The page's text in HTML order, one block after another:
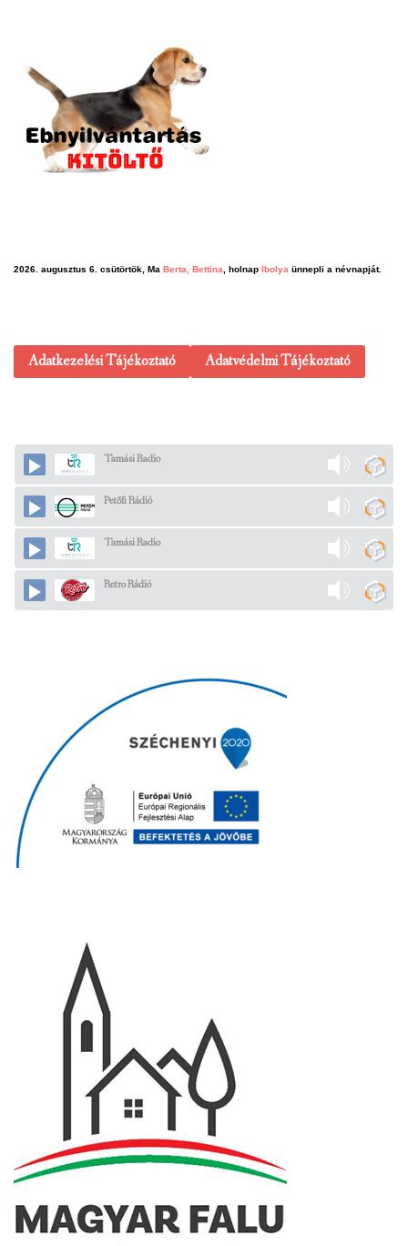
2026. augusztus 6. csütörtök, Ma Berta, Bettina, holnap Ibolya ünnepli a névnapját.
Adatkezelési Tájékoztató Adatvédelmi Tájékoztató
Tamási Radio
Petőfi Rádió
Tamási Radio
Retro Rádió